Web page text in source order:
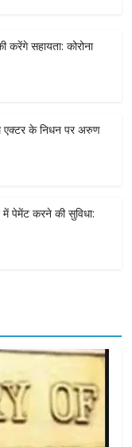
करेंगे सहायता: कोरोना
एक्टर के निधन पर अरुण
में पेमेंट करने की सुविधा: